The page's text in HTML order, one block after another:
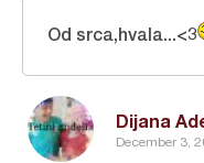
Dijana
December 3,
Od srca,hvala...<3